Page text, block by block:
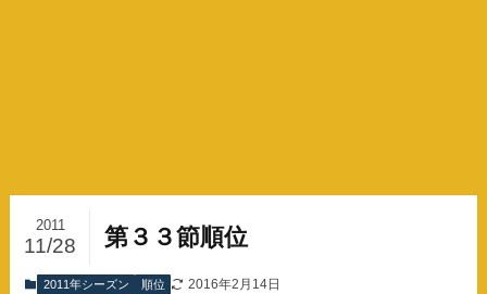
第３３節順位
2011
11/28
2011年シーズン 順位 2016年2月14日